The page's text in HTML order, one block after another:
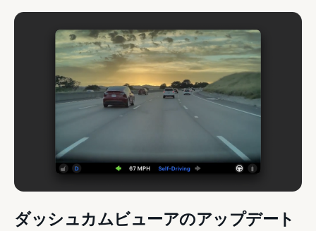
ダッシュカムビューアのアップデート